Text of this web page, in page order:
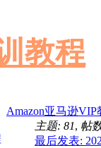
教程
Amazon亚马逊VIP
主题: 81, 帖
最后发表: